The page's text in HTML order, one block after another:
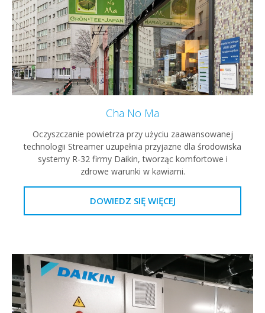
Cha No Ma
Oczyszczanie powietrza przy użyciu zaawansowanej
technologii Streamer uzupełnia przyjazne dla środowiska
systemy R-32 firmy Daikin, tworząc komfortowe i
zdrowe warunki w kawiarni.
DOWIEDZ SIĘ WIĘCEJ